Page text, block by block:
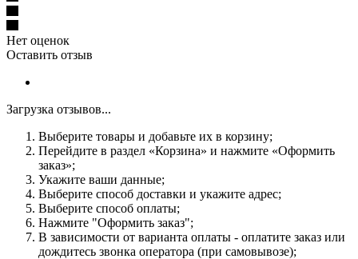
Нет оценок
Оставить отзыв
Загрузка отзывов...
Выберите товары и добавьте их в корзину;
Перейдите в раздел «Корзина» и нажмите «Оформить
заказ»;
Укажите ваши данные;
Выберите способ доставки и укажите адрес;
Выберите способ оплаты;
Нажмите "Оформить заказ";
В зависимости от варианта оплаты - оплатите заказ или
дождитесь звонка оператора (при самовывозе);